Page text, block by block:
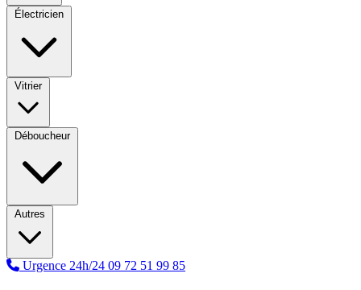
Électricien
Vitrier
Déboucheur
Autres
Urgence 24h/24 09 72 51 99 85